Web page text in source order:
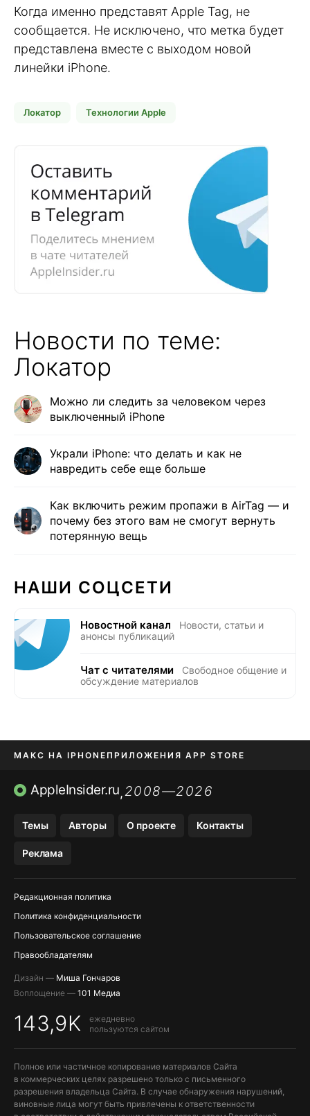
Когда именно представят Apple Tag, не
сообщается. Не исключено, что метка будет
представлена вместе с выходом новой
линейки iPhone.
Локатор Технологии Apple
Новости по теме:
Локатор
Можно ли следить за человеком через
выключенный iPhone
Украли iPhone: что делать и как не
навредить себе еще больше
Как включить режим пропажи в AirTag — и
почему без этого вам не смогут вернуть
потерянную вещь
НАШИ СОЦСЕТИ
Новостной канал
Новости, статьи и
анонсы публикаций
Чат с читателями
Свободное общение и
обсуждение материалов
МАКС НА IPHONE ПРИЛОЖЕНИЯ APP STORE
TIKTOK НА IPHONEПРИЛОЖЕНИЯ БЕЗ APP STORE
AppleInsider.ru,2008—2026
Темы Авторы О проекте Контакты
Реклама
Редакционная политика
Политика конфиденциальности
Пользовательское соглашение
Правообладателям
Дизайн — Миша Гончаров
Воплощение — 101 Медиа
143,9K
ежедневно
пользуются сайтом
Полное или частичное копирование материалов Сайта
в коммерческих целях разрешено только с письменного
разрешения владельца Сайта. В случае обнаружения нарушений,
виновные лица могут быть привлечены к ответственности